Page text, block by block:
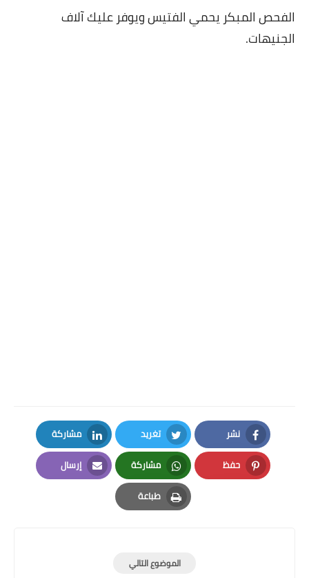
الفحص المبكر يحمي الفتيس ويوفر عليك آلاف
الجنيهات.
نشر
Facebook
تغريد
Twitter
مشاركة
LinkedIn
حفظ
Pinterest
مشاركة
Whatsapp
إرسال
Email
طباعة
Print
الموضوع التالي